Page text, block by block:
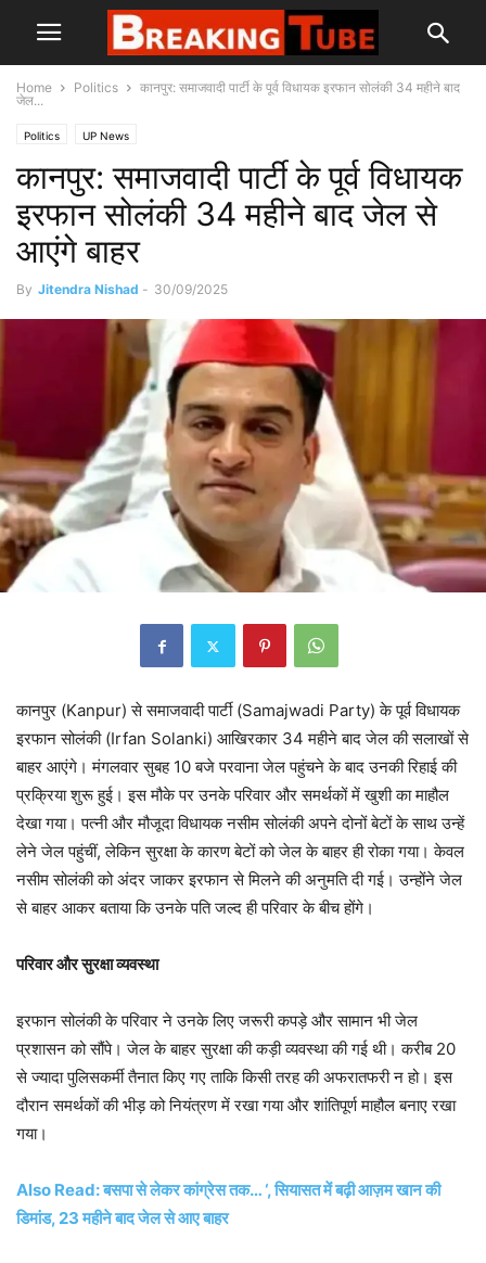
Home Politics
कानपुर: समाजवादी पार्टी के पूर्व विधायक इरफान सोलंकी 34 महीने बाद
जेल...
Politics UP News
कानपुर: समाजवादी पार्टी के पूर्व विधायक
इरफान सोलंकी 34 महीने बाद जेल से
आएंगे बाहर
By Jitendra Nishad - 30/09/2025
कानपुर (Kanpur) से समाजवादी पार्टी (Samajwadi Party) के पूर्व विधायक
इरफान सोलंकी (Irfan Solanki) आखिरकार 34 महीने बाद जेल की सलाखों से
बाहर आएंगे। मंगलवार सुबह 10 बजे परवाना जेल पहुंचने के बाद उनकी रिहाई की
प्रक्रिया शुरू हुई। इस मौके पर उनके परिवार और समर्थकों में खुशी का माहौल
देखा गया। पत्नी और मौजूदा विधायक नसीम सोलंकी अपने दोनों बेटों के साथ उन्हें
लेने जेल पहुंचीं, लेकिन सुरक्षा के कारण बेटों को जेल के बाहर ही रोका गया। केवल
नसीम सोलंकी को अंदर जाकर इरफान से मिलने की अनुमति दी गई। उन्होंने जेल
से बाहर आकर बताया कि उनके पति जल्द ही परिवार के बीच होंगे।
परिवार और सुरक्षा व्यवस्था
इरफान सोलंकी के परिवार ने उनके लिए जरूरी कपड़े और सामान भी जेल
प्रशासन को सौंपे। जेल के बाहर सुरक्षा की कड़ी व्यवस्था की गई थी। करीब 20
से ज्यादा पुलिसकर्मी तैनात किए गए ताकि किसी तरह की अफरातफरी न हो। इस
दौरान समर्थकों की भीड़ को नियंत्रण में रखा गया और शांतिपूर्ण माहौल बनाए रखा
गया।
Also Read: बसपा से लेकर कांग्रेस तक… ‘, सियासत में बढ़ी आज़म खान की
डिमांड, 23 महीने बाद जेल से आए बाहर